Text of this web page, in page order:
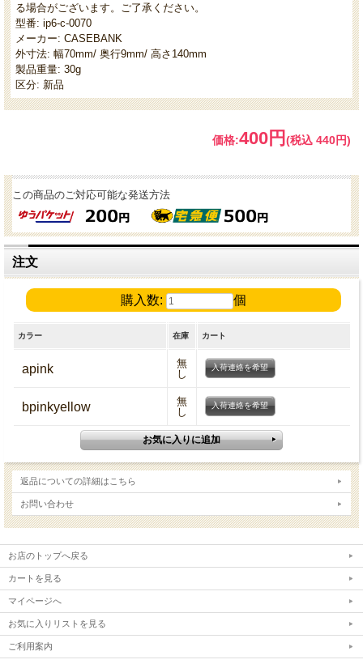
る場合がございます。ご了承ください。
型番: ip6-c-0070
メーカー: CASEBANK
外寸法: 幅70mm/ 奥行9mm/ 高さ140mm
製品重量: 30g
区分: 新品
価格:400円 (税込 440円)
この商品のご対応可能な発送方法
注文
購入数: 個
カラー 在庫 カート
apink
無
し
入荷連絡を希望
bpinkyellow
無
し
入荷連絡を希望
返品についての詳細はこちら
お問い合わせ
お店のトップへ戻る
カートを見る
マイページへ
お気に入りリストを見る
ご利用案内